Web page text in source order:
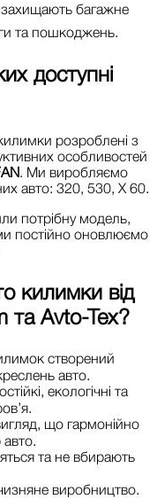
багажне
та пошкоджень.
доступні
розроблені з
особливостей
. Ми виробляємо
авто: 320, 530, X 60.
потрібну модель,
постійно оновлюємо
килимки від
та Avto-Tex?
створений
авто.
екологічні та
що гармонійно
авто.
та не вбирають
виробництво.